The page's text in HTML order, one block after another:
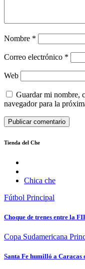
Nombre *
Correo electrónico *
Web
Guardar mi nombre,
navegador para la
Tienda del Che
Chica che
Fútbol Principal
Choque de trenes entre la
Copa Sudamericana
Santa Fe humilló a Caracas